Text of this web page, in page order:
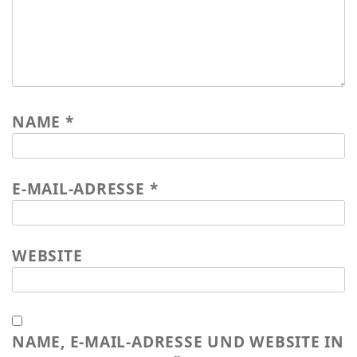
NAME *
E-MAIL-ADRESSE *
WEBSITE
NAME, E-MAIL-ADRESSE UND WEBSITE IN